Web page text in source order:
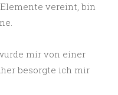
vereint, bin
mir von einer
besorgte ich mir